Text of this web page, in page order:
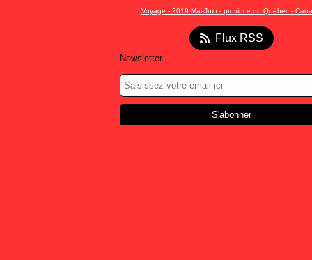
Voyage - 2019 Mai-Juin - province du Québec -
Flux RSS
Newsletter